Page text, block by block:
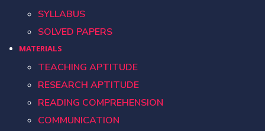
SYLLABUS
SOLVED PAPERS
MATERIALS
TEACHING APTITUDE
RESEARCH APTITUDE
READING COMPREHENSION
COMMUNICATION